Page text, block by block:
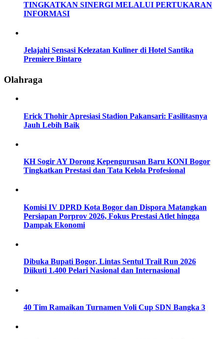
TINGKATKAN SINERGI MELALUI PERTUKARAN
INFORMASI
Jelajahi Sensasi Kelezatan Kuliner di Hotel Santika
Premiere Bintaro
Olahraga
Erick Thohir Apresiasi Stadion Pakansari: Fasilitasnya
Jauh Lebih Baik
KH Sogir AY Dorong Kepengurusan Baru KONI Bogor
Tingkatkan Prestasi dan Tata Kelola Profesional
Komisi IV DPRD Kota Bogor dan Dispora Matangkan
Persiapan Porprov 2026, Fokus Prestasi Atlet hingga
Dampak Ekonomi
Dibuka Bupati Bogor, Lintas Sentul Trail Run 2026
Diikuti 1.400 Pelari Nasional dan Internasional
40 Tim Ramaikan Turnamen Voli Cup SDN Bangka 3